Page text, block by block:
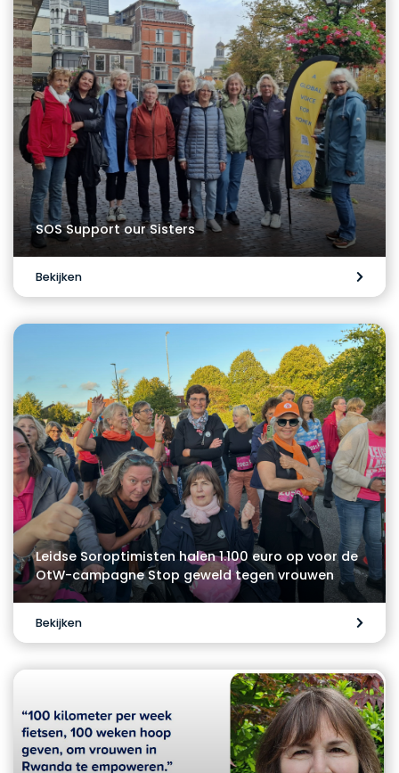
SOS Support our Sisters
Bekijken
Leidse Soroptimisten halen 1.100 euro op voor de
OtW-campagne Stop geweld tegen vrouwen
Bekijken